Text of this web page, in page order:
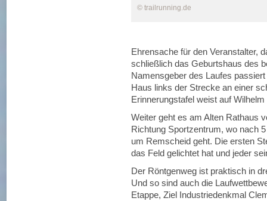
© trailrunning.de
Ehrensache für den Veranstalter,
schließlich das Geburtshaus des
Namensgeber des Laufes
Haus links der Strecke an einer
Erinnerungstafel weist auf
Weiter geht es am Alten Rathaus
Richtung Sportzentrum, wo nach
um Remscheid geht. Die ersten
das Feld gelichtet hat und jeder
Der Röntgenweg ist praktisch in
Und so sind auch die
Etappe, Ziel Industriedenkmal